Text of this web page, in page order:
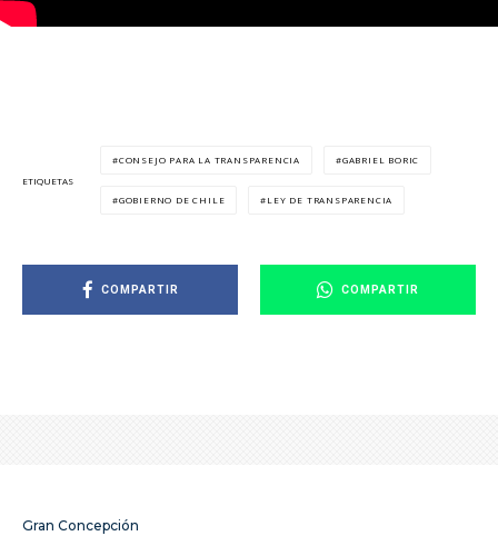
ETIQUETAS
CONSEJO PARA LA TRANSPARENCIA GABRIEL BORIC
GOBIERNO DE CHILE LEY DE TRANSPARENCIA
COMPARTIR COMPARTIR
Gran Concepción